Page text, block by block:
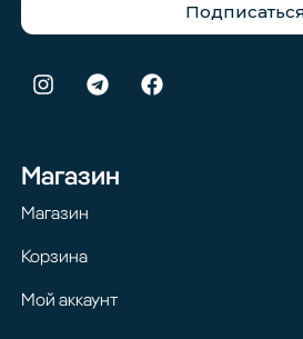
Магазин
Магазин
Корзина
Мой аккаунт